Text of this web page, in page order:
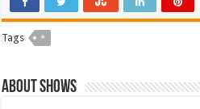
Tags *
About shows